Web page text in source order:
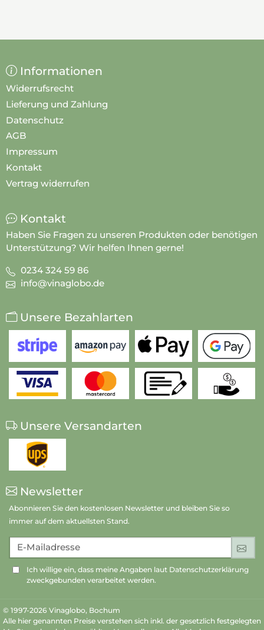
Informationen
Widerrufsrecht
Lieferung und Zahlung
Datenschutz
AGB
Impressum
Kontakt
Vertrag widerrufen
Kontakt
Haben Sie Fragen zu unseren Produkten oder benötigen
Unterstützung? Wir helfen Ihnen gerne!
0234 324 59 86
info@vinaglobo.de
Unsere Bezahlarten
Unsere Versandarten
Newsletter
Abonnieren Sie den kostenlosen Newsletter und bleiben Sie so
immer auf dem aktuellsten Stand.
E-Mailadresse
Ich willige ein, dass meine Angaben laut Datenschutzerklärung
zweckgebunden verarbeitet werden.
© 1997-2026 Vinaglobo, Bochum
Alle hier genannten Preise verstehen sich inkl. der gesetzlich festgelegten